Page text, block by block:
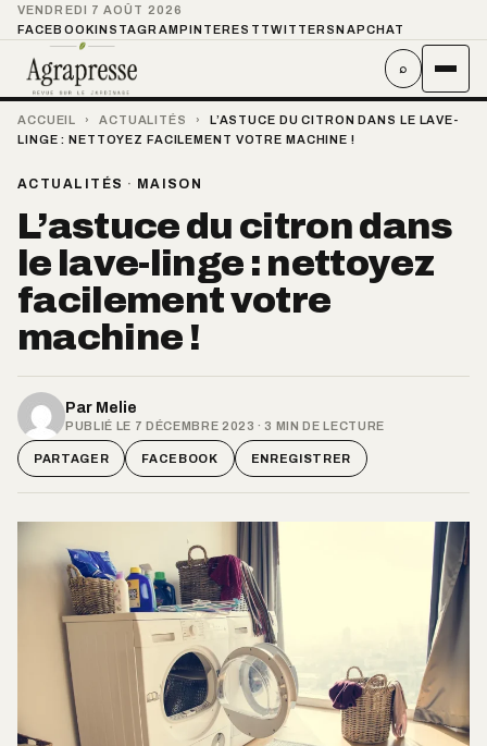
VENDREDI 7 AOÛT 2026
FACEBOOKINSTAGRAMPINTEREST TWITTER SNAPCHAT
⌕
ACCUEIL › ACTUALITÉS ›
L’ASTUCE DU CITRON DANS LE LAVE-
LINGE : NETTOYEZ FACILEMENT VOTRE MACHINE !
ACTUALITÉS · MAISON
L’astuce du citron dans
le lave-linge : nettoyez
facilement votre
machine !
Par Melie
PUBLIÉ LE 7 DÉCEMBRE 2023 · 3 MIN DE LECTURE
PARTAGER FACEBOOK ENREGISTRER